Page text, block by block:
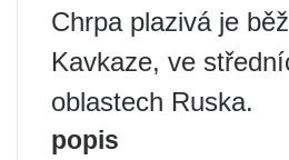
Chrpa plazivá je
Kavkaze, ve
oblastech Ruska.
popis